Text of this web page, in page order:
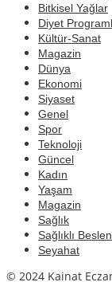
Bitkisel Yağlar
Diyet
Kültür-Sanat
Magazin
Dünya
Ekonomi
Siyaset
Genel
Spor
Teknoloji
Güncel
Kadın
Yaşam
Magazin
Sağlık
Sağlıklı
Seyahat
© 2024 Kainat